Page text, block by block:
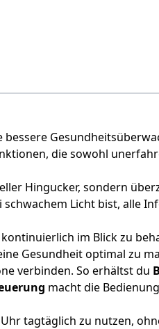
die sowohl
Hingucker, sondern
Licht bist, alle
im Blick zu
Gesundheit optimal zu
verbinden. So erhältst du
macht die
tagtäglich zu nutzen,